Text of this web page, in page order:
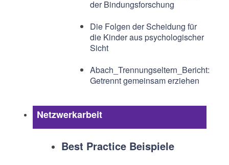
der Bindungsforschung
Die Folgen der Scheidung für
die Kinder aus psychologischer
Sicht
Abach_Trennungseltern_Bericht:
Getrennt gemeinsam erziehen
Netzwerkarbeit
Best Practice Beispiele